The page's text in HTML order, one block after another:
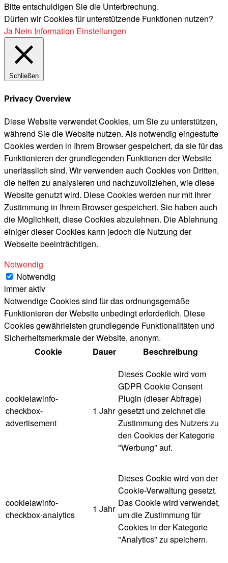
Bitte entschuldigen Sie die Unterbrechung.
Dürfen wir Cookies für unterstützende Funktionen nutzen?
Ja Nein Information Einstellungen
Schließen
Privacy Overview
Diese Website verwendet Cookies, um Sie zu unterstützen,
während Sie die Website nutzen. Als notwendig eingestufte
Cookies werden in Ihrem Browser gespeichert, da sie für das
Funktionieren der grundlegenden Funktionen der Website
unerlässlich sind. Wir verwenden auch Cookies von Dritten,
die helfen zu analysieren und nachzuvollziehen, wie diese
Website genutzt wird. Diese Cookies werden nur mit Ihrer
Zustimmung in Ihrem Browser gespeichert. Sie haben auch
die Möglichkeit, diese Cookies abzulehnen. Die Ablehnung
einiger dieser Cookies kann jedoch die Nutzung der
Webseite beeinträchtigen.
Notwendig
Notwendig
immer aktiv
Notwendige Cookies sind für das ordnungsgemäße
Funktionieren der Website unbedingt erforderlich. Diese
Cookies gewährleisten grundlegende Funktionalitäten und
Sicherheitsmerkmale der Website, anonym.
Cookie
Dauer Beschreibung
cookielawinfo-
checkbox-
advertisement
1 Jahr
Dieses Cookie wird vom
GDPR Cookie Consent
Plugin (dieser Abfrage)
gesetzt und zeichnet die
Zustimmung des Nutzers zu
den Cookies der Kategorie
"Werbung" auf.
cookielawinfo-
checkbox-analytics
1 Jahr
Dieses Cookie wird von der
Cookie-Verwaltung gesetzt.
Das Cookie wird verwendet,
um die Zustimmung für
Cookies in der Kategorie
"Analytics" zu speichern.